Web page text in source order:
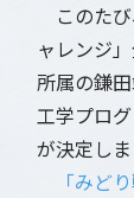
このたび
ャレンジ
所属の鎌
工学プロ
が決定しま
「みど